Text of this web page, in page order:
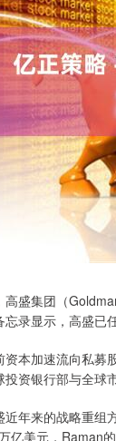
集团（
录显示，高盛已
加速流向私募
资银行部与全球
来的战略重组方
亿美元，Raman